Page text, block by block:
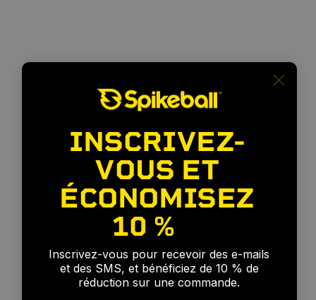
INSCRIVEZ-
VOUS ET
ÉCONOMISEZ
10 %
Inscrivez-vous pour recevoir des e-mails
et des SMS, et bénéficiez de 10 % de
réduction sur une commande.